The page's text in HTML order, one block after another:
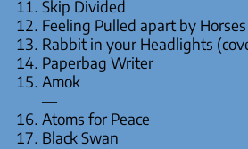
Skip Divided
Feeling Pulled apart by Horses
Rabbit in your Headlights
Paperbag Writer
Amok
—
Atoms for Peace
Black Swan